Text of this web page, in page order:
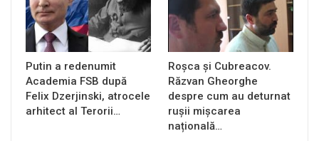
Putin a redenumit
Academia FSB după
Felix Dzerjinski, atrocele
arhitect al Terorii…
Roșca și Cubreacov.
Răzvan Gheorghe
despre cum au deturnat
rușii mișcarea
națională…